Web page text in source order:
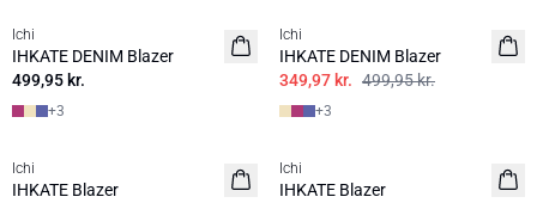
Ichi
IHKATE DENIM Blazer
499,95 kr.
+3
Ichi
IHKATE DENIM Blazer
349,97 kr. 499,95 kr.
+3
Ichi
IHKATE Blazer
Ichi
IHKATE Blazer